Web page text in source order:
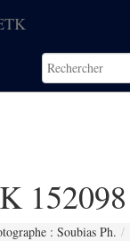
152098
: Soubias Ph.